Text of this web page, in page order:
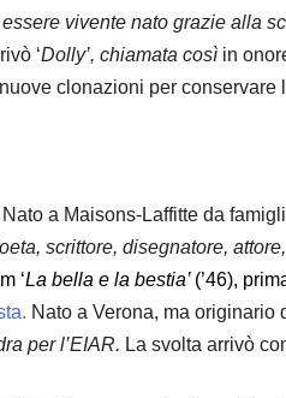
vivente nato grazie alla
‘Dolly’, chiamata così in
clonazioni per
Nato a Maisons-Laffitte da
scrittore, disegnatore,
‘La bella e la bestia’ (’46),
Nato a Verona, ma
per l’EIAR. La svolta arrivò